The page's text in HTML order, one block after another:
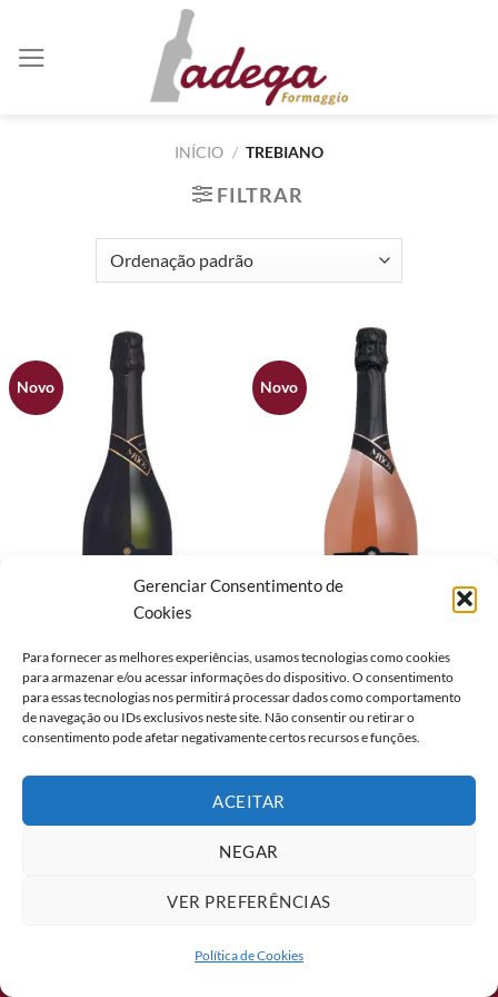
Gerenciar Consentimento de
Cookies
Para fornecer as melhores experiências, usamos tecnologias como cookies
para armazenar e/ou acessar informações do dispositivo. O consentimento
para essas tecnologias nos permitirá processar dados como comportamento
de navegação ou IDs exclusivos neste site. Não consentir ou retirar o
consentimento pode afetar negativamente certos recursos e funções.
ACEITAR
NEGAR
VER PREFERÊNCIAS
Política de Cookies
INÍCIO / TREBIANO
FILTRAR
Novo
ESPUMANTE MAYOS BRUT
BRANCO 750ML
Novo
ESPUMANTE MAYOS BRUT
ROSE 750ML
Formaggio Food Service